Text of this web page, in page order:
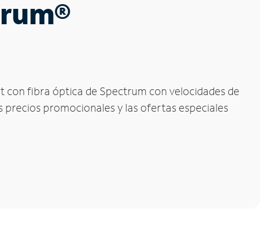
con fibra óptica de Spectrum con velocidades de
promocionales y las ofertas especiales